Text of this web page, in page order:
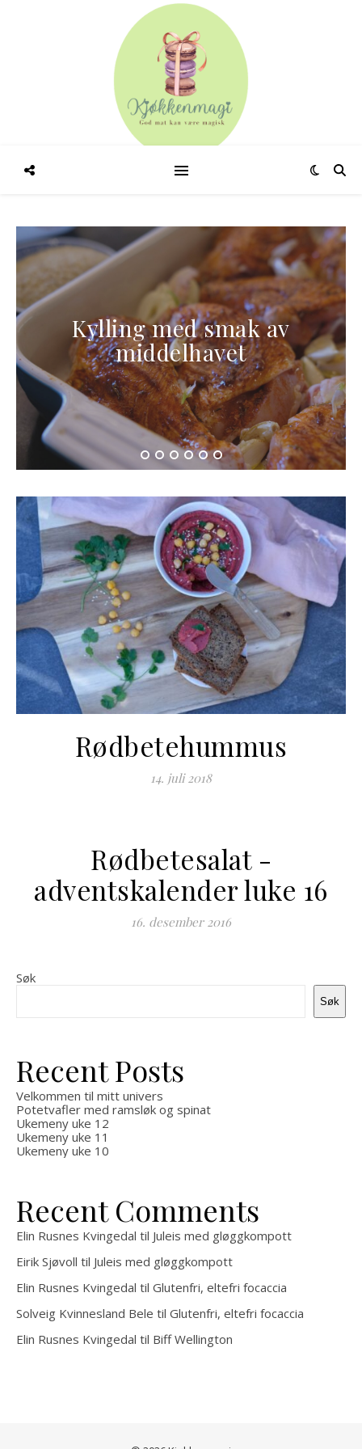
Kylling med smak av
middelhavet
Rødbetehummus
14. juli 2018
Rødbetesalat -
adventskalender luke 16
16. desember 2016
Søk
Søk
Recent Posts
Velkommen til mitt univers
Potetvafler med ramsløk og spinat
Ukemeny uke 12
Ukemeny uke 11
Ukemeny uke 10
Recent Comments
Elin Rusnes Kvingedal til Juleis med gløggkompott
Eirik Sjøvoll til Juleis med gløggkompott
Elin Rusnes Kvingedal til Glutenfri, eltefri focaccia
Solveig Kvinnesland Bele til Glutenfri, eltefri focaccia
Elin Rusnes Kvingedal til Biff Wellington